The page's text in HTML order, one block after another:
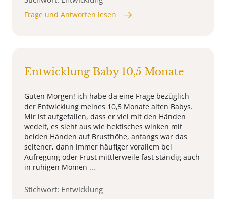
Frage und Antworten lesen
Entwicklung Baby 10,5 Monate
Guten Morgen! ich habe da eine Frage bezüglich
der Entwicklung meines 10,5 Monate alten Babys.
Mir ist aufgefallen, dass er viel mit den Händen
wedelt, es sieht aus wie hektisches winken mit
beiden Händen auf Brusthöhe, anfangs war das
seltener, dann immer häufiger vorallem bei
Aufregung oder Frust mittlerweile fast ständig auch
in ruhigen Momen ...
Stichwort: Entwicklung